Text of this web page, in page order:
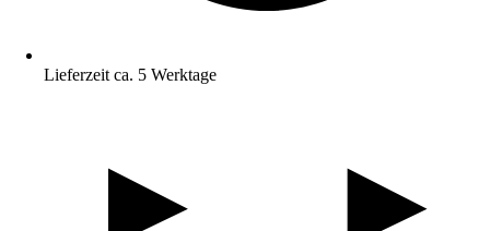
Lieferzeit ca. 5 Werktage